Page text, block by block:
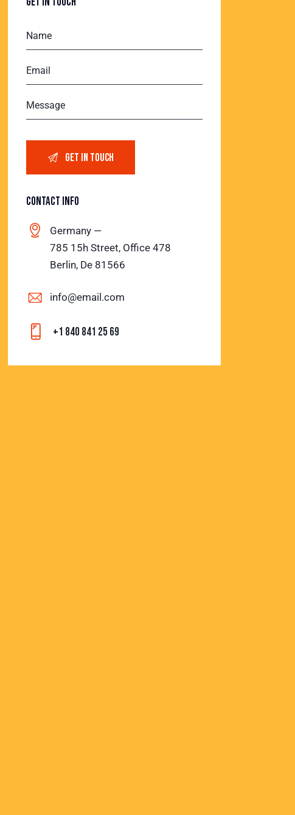
CONTACT INFO
Germany —
785 15h Street, Office 478
Berlin, De 81566
info@email.com
+1 840 841 25 69